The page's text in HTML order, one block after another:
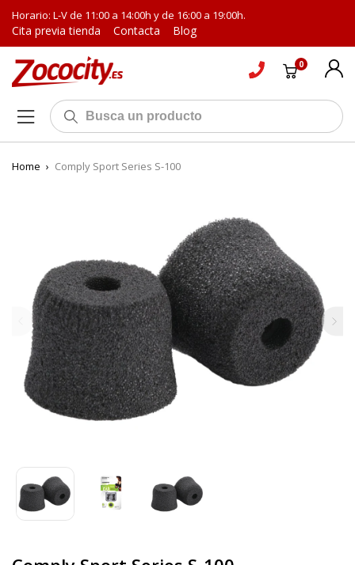
Horario: L-V de 11:00 a 14:00h y de 16:00 a 19:00h.
Cita previa tienda Contacta Blog
0
Home › Comply Sport Series S-100